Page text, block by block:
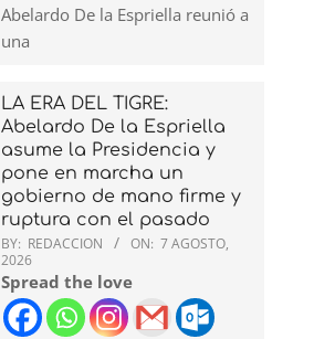
Abelardo De la Espriella reunió a
una
LA ERA DEL TIGRE:
Abelardo De la Espriella
asume la Presidencia y
pone en marcha un
gobierno de mano firme y
ruptura con el pasado
BY: REDACCION ON: 7 AGOSTO,
2026
Spread the love